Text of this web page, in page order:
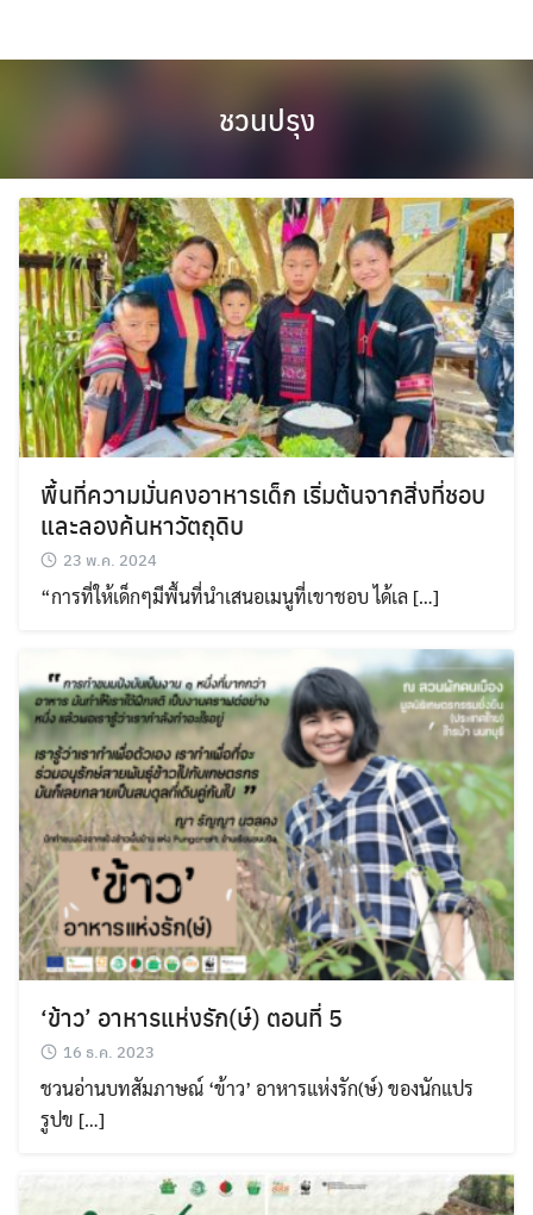
ชวนปรุง
พื้นที่ความมั่นคงอาหารเด็ก เริ่มต้นจากสิ่งที่ชอบ
และลองค้นหาวัตถุดิบ
23 พ.ค. 2024
“การที่ให้เด็กๆมีพื้นที่นำเสนอเมนูที่เขาชอบ ได้เล […]
‘ข้าว’ อาหารแห่งรัก(ษ์) ตอนที่ 5
16 ธ.ค. 2023
ชวนอ่านบทสัมภาษณ์ ‘ข้าว’ อาหารแห่งรัก(ษ์) ของนักแปร
รูปข […]